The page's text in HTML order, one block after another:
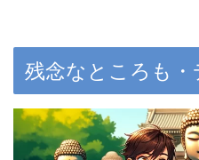
残念なところも・